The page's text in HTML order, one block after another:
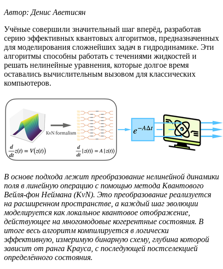
Автор: Денис Аветисян
Учёные совершили значительный шаг вперёд, разработав
серию эффективных квантовых алгоритмов, предназначенных
для моделирования сложнейших задач в гидродинамике. Эти
алгоритмы способны работать с течениями жидкостей и
решать нелинейные уравнения, которые долгое время
оставались вычислительным вызовом для классических
компьютеров.
В основе подхода лежит преобразование нелинейной динамики
поля в линейную операцию с помощью метода Квантового
Вейля-фон Неймана (KvN). Это преобразование реализуется
на расширенном пространстве, а каждый шаг эволюции
моделируется как локальное квантовое отображение,
действующее на многомодовые когерентные состояния. В
итоге весь алгоритм компилируется в логически
эффективную, измеримую бинарную схему, глубина которой
зависит от ранга Крауса, с последующей постселекцией
определённого состояния.